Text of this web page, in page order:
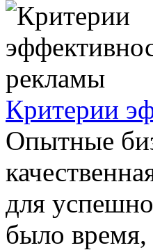
Критерии
Опытные
для
было время,